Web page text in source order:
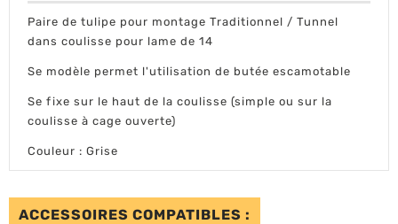
Paire de tulipe pour montage Traditionnel / Tunnel
dans coulisse pour lame de 14
Se modèle permet l'utilisation de butée escamotable
Se fixe sur le haut de la coulisse (simple ou sur la
coulisse à cage ouverte)
Couleur : Grise
ACCESSOIRES COMPATIBLES :